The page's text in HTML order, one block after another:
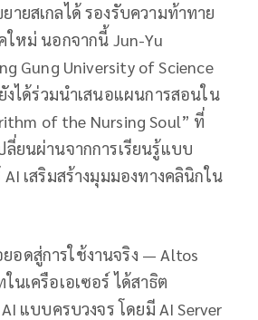
ายสเกลได้ รองรับความท้าทาย
ใหม่ นอกจากนี้ Jun-Yu
Gung University of Science
งได้ร่วมนำเสนอแผนการสอนใน
of the Nursing Soul” ที่
ลี่ยนผ่านจากการเรียนรู้แบบ
เสริมสร้างมุมมองทางคลินิกใน
อดสู่การใช้งานจริง — Altos
นเครือเอเซอร์ ได้สาธิต
แบบครบวงจร โดยมี AI Server